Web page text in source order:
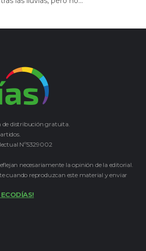
de distribución gratuita.
Nº5329002
necesariamente la opinión de la editorial.
cuando reproduzcan este material y enviar